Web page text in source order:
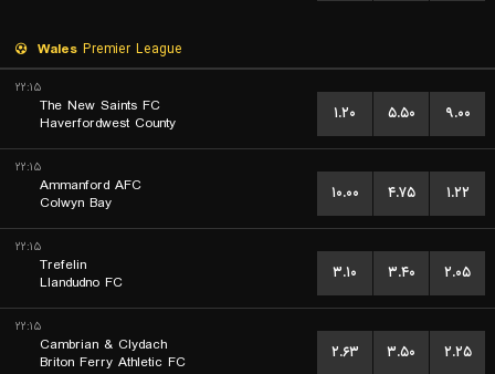
Wales Premier League
۲۲:۱۵
The New Saints FC
Haverfordwest County
۱.۲۰ ۵.۵۰ ۹.۰۰
۲۲:۱۵
Ammanford AFC
Colwyn Bay
۱۰.۰۰ ۴.۷۵ ۱.۲۲
۲۲:۱۵
Trefelin
Llandudno FC
۳.۱۰ ۳.۴۰ ۲.۰۵
۲۲:۱۵
Cambrian & Clydach
Briton Ferry Athletic FC
۲.۶۳ ۳.۵۰ ۲.۲۵